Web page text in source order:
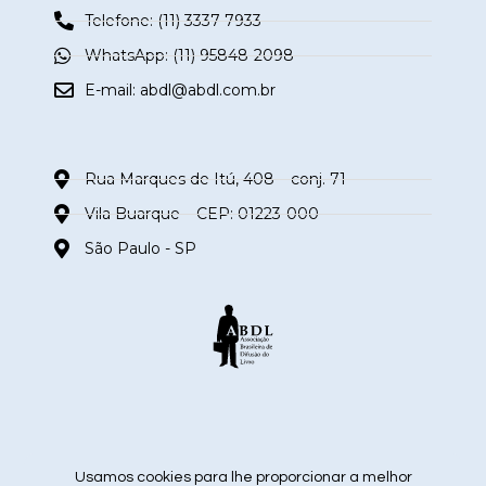
Telefone: (11) 3337-7933
WhatsApp: (11) 95848-2098
E-mail: abdl@abdl.com.br
Rua Marques de Itú, 408 – conj. 71
Vila Buarque – CEP: 01223-000
São Paulo - SP
siga nas redes sociais
Usamos cookies para lhe proporcionar a melhor